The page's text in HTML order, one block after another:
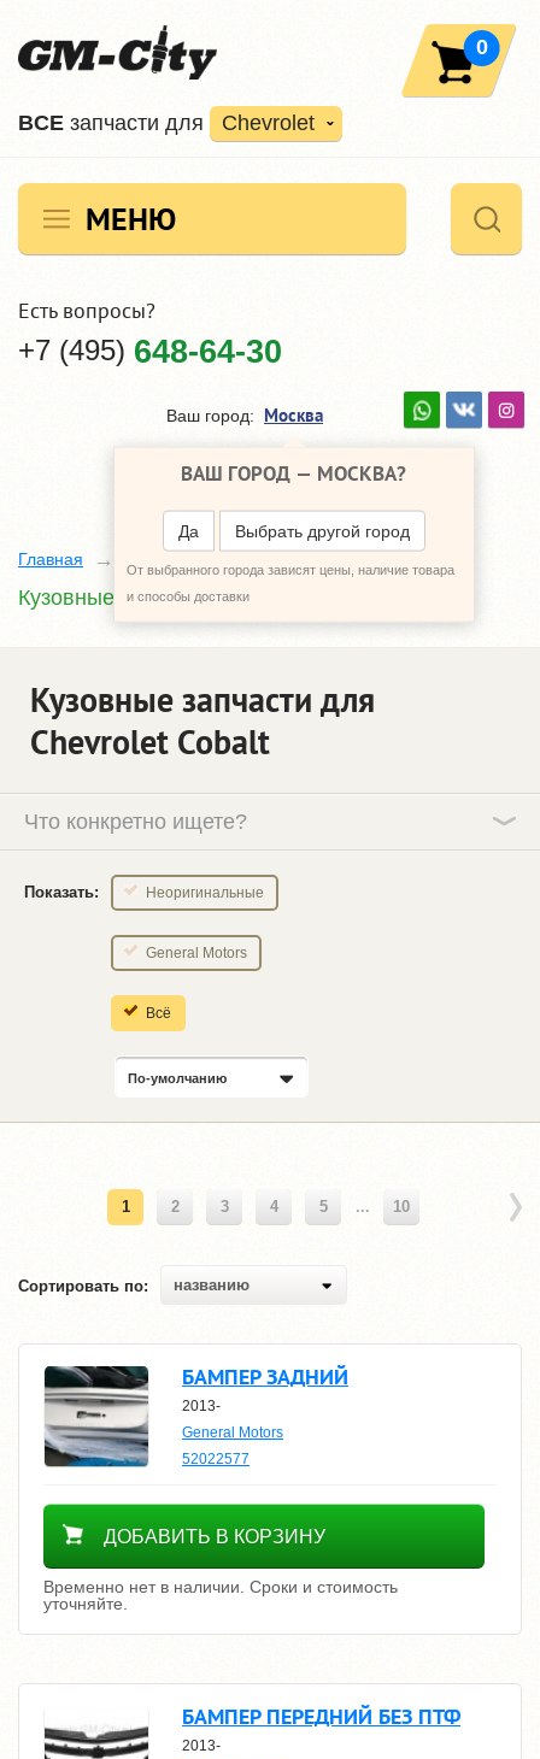
ВCE запчасти для Chevrolet
0
МЕНЮ
Есть вопросы?
+7 (495) 648-64-30
Ваш город: Москва
ВАШ ГОРОД — МОСКВА?
Да Выбрать другой город
От выбранного города зависят цены, наличие товара
и способы доставки
Главная
Кузовные запчасти
Кузовные запчасти для
Chevrolet Cobalt
Что конкретно ищете?
Показать: Неоригинальные
General Motors
Всё
По-умолчанию
1 2 3 4 5 ... 10
Сортировать по: названию
БАМПЕР ЗАДНИЙ
2013-
General Motors
52022577
Уточнить цену
ДОБАВИТЬ В КОРЗИНУ
Временно нет в наличии. Сроки и стоимость
уточняйте.
БАМПЕР ПЕРЕДНИЙ БЕЗ ПТФ
2013-